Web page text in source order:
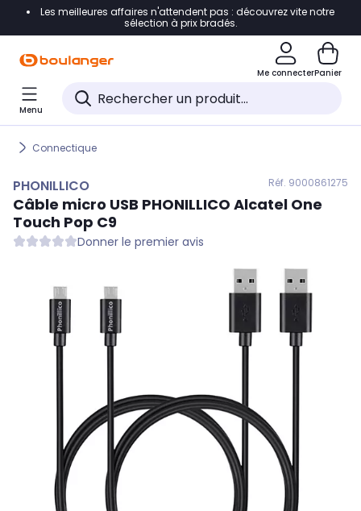
Accéder directement à la navigation
Accéder directement au pied de page
Accéder directement au chatbot
Les meilleures affaires n'attendent pas : découvrez vite notre
sélection à prix bradés.
Me connecterPanier
Menu
Connectique
PHONILLICO Réf. 9000861275
Câble micro USB PHONILLICO Alcatel One
Touch Pop C9
Donner le premier avis